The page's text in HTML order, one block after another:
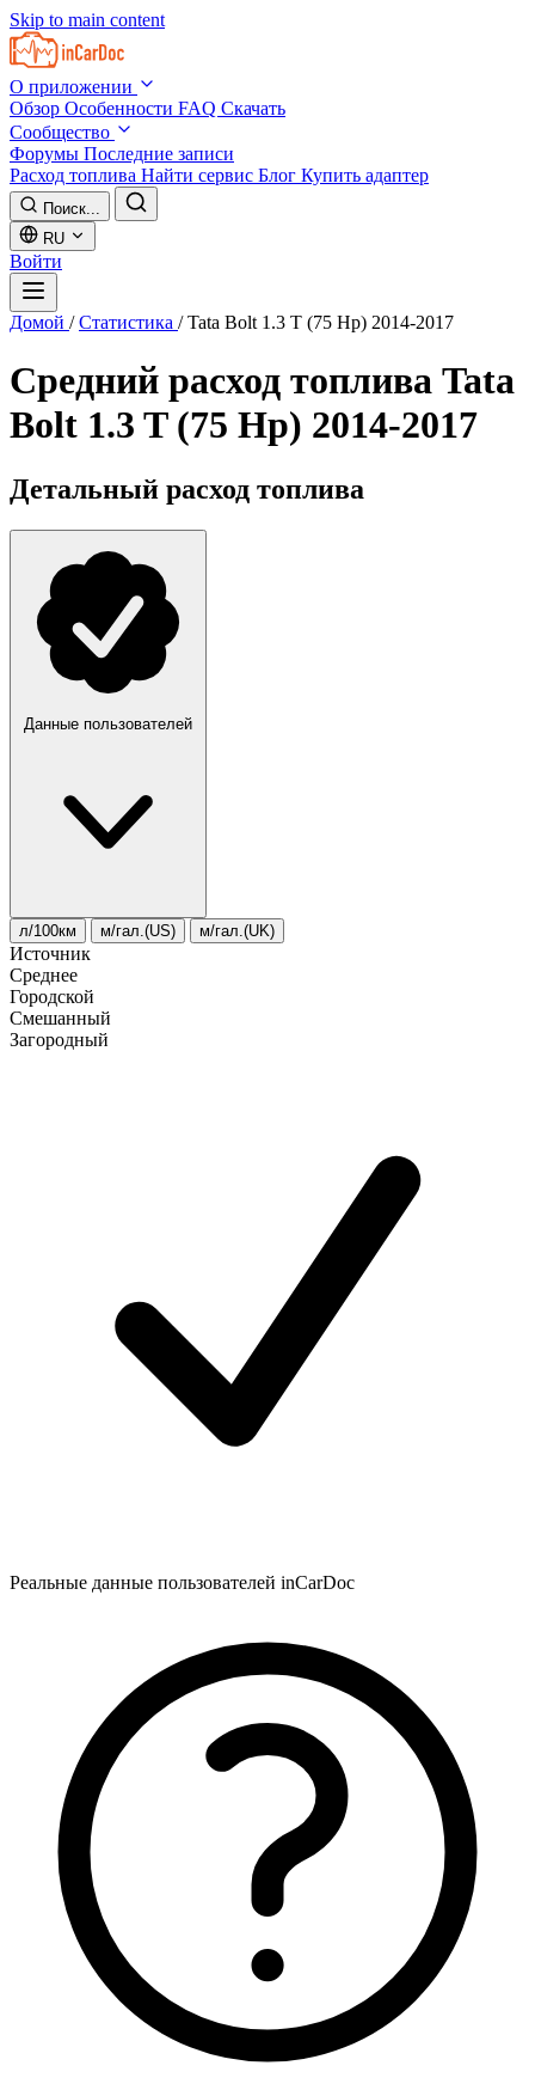
Skip to main content
О приложении
Обзор Особенности FAQ Скачать
Сообщество
Форумы Последние записи
Расход топлива Найти сервис Блог Купить адаптер
Поиск...
RU
Войти
Домой / Статистика / Tata Bolt 1.3 T (75 Hp) 2014-2017
Средний расход топлива Tata
Bolt 1.3 T (75 Hp) 2014-2017
Детальный расход топлива
Данные пользователей
л/100км м/гал.(US) м/гал.(UK)
Источник
Среднее
Городской
Смешанный
Загородный
Реальные данные пользователей inCarDoc